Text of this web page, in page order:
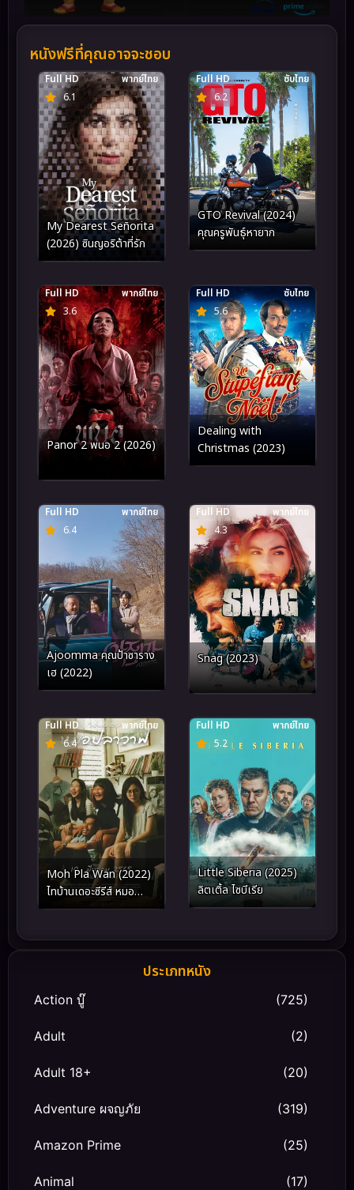
หนังฟรีที่คุณอาจจะชอบ
6.1
Full HD พากย์ไทย
My Dearest Señorita
(2026) ซินญอริต้าที่รัก
6.2
Full HD ซับไทย
GTO Revival (2024)
คุณครูพันธุ์หายาก
3.6
Full HD พากย์ไทย
Panor 2 พนอ 2 (2026)
5.6
Full HD ซับไทย
Dealing with
Christmas (2023)
6.4
Full HD พากย์ไทย
Ajoomma คุณป้าซาราง
เฮ (2022)
4.3
Full HD พากย์ไทย
Snag (2023)
6.4
Full HD พากย์ไทย
Moh Pla Wan (2022)
ไทบ้านเดอะซีรีส์ หมอ
ปลาวาฬ
5.2
Full HD พากย์ไทย
Little Siberia (2025)
ลิตเติ้ล​ ไซบีเรีย
ประเภทหนัง
Action บู๊ (725)
Adult (2)
Adult 18+ (20)
Adventure ผจญภัย (319)
Amazon Prime (25)
Animal (17)